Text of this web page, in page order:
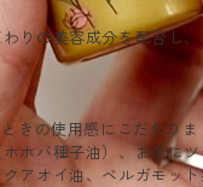
の美容成分を配合し
きの使用感にこだわり
バ種子油）、お肌に
オイ油、ベルガモッ